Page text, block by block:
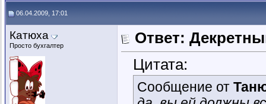
06.04.2009, 17:01
Катюха
Просто бухгалтер
Ответ:
Цитата:
Сообщение от